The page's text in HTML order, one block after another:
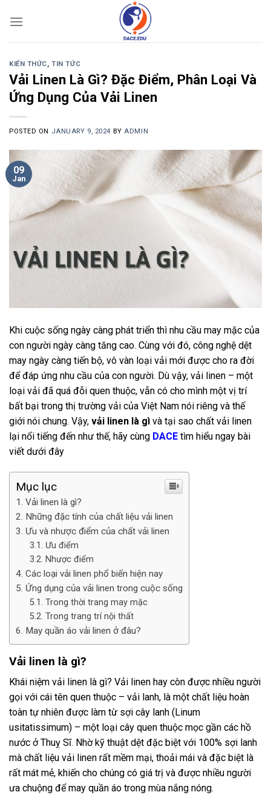
KIẾN THỨC,TIN TỨC
Vải Linen Là Gì? Đặc Điểm, Phân Loại Và
Ứng Dụng Của Vải Linen
POSTED ON JANUARY 9, 2024 BY ADMIN
09
Jan
Khi cuộc sống ngày càng phát triển thì nhu cầu may mặc của
con người ngày càng tăng cao. Cùng với đó, công nghệ dệt
may ngày càng tiến bộ, vô vàn loại vải mới được cho ra đời
để đáp ứng nhu cầu của con người. Dù vậy, vải linen – một
loại vải đã quá đỗi quen thuộc, vẫn có cho mình một vị trí
bất bại trong thị trường vải của Việt Nam nói riêng và thế
giới nói chung. Vậy, vải linen là gì và tại sao chất vải linen
lại nổi tiếng đến như thế, hãy cùng DACE tìm hiểu ngay bài
viết dưới đây
Mục lục
Vải linen là gì?
Những đặc tính của chất liệu vải linen
Ưu và nhược điểm của chất vải linen
Ưu điểm
Nhược điểm
Các loại vải linen phổ biến hiện nay
Ứng dụng của vải linen trong cuộc sống
Trong thời trang may mặc
Trong trang trí nội thất
May quần áo vải linen ở đâu?
Vải linen là gì?
Khái niệm vải linen là gì? Vải linen hay còn được nhiều người
gọi với cái tên quen thuộc – vải lanh, là một chất liệu hoàn
toàn tự nhiên được làm từ sợi cây lanh (Linum
usitatissimum) – một loại cây quen thuộc mọc gần các hồ
nước ở Thuỵ Sĩ. Nhờ kỹ thuật dệt đặc biệt với 100% sợi lanh
mà chất liệu vải linen rất mềm mại, thoải mái và đặc biệt là
rất mát mẻ, khiến cho chúng có giá trị và được nhiều người
ưa chuộng để may quần áo trong mùa nắng nóng.